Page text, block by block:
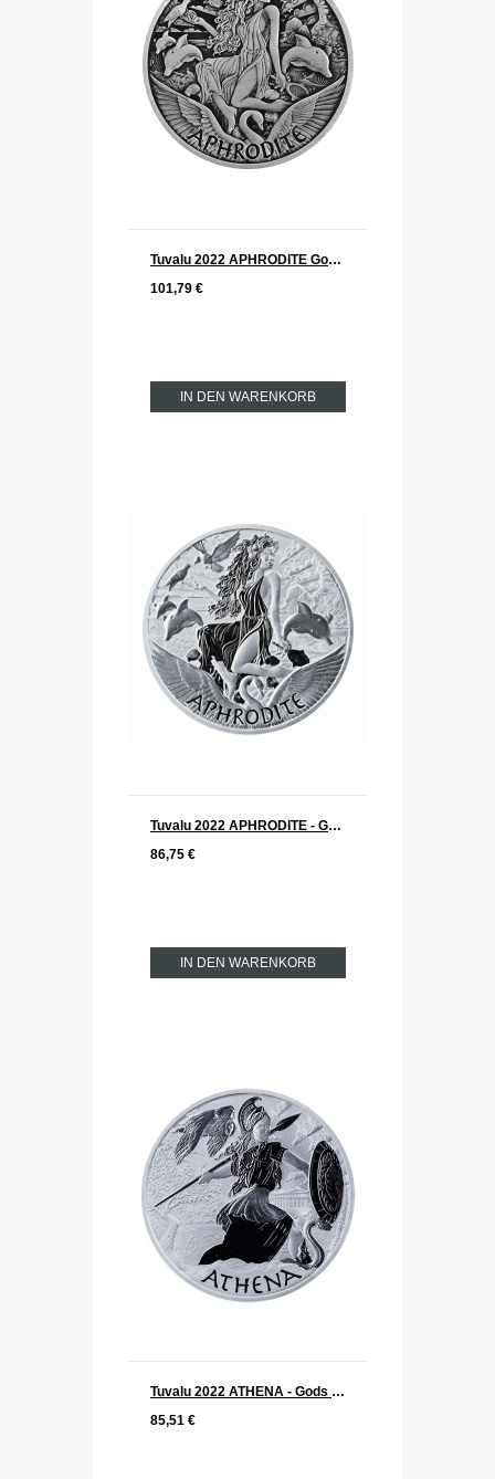
Tuvalu 2022 APHRODITE Gods of Olympus Silber 1 oz ANTIK FINISH
101,79 €
IN DEN WARENKORB
Tuvalu 2022 APHRODITE - Gods of Olymp Silber 1 oz
86,75 €
IN DEN WARENKORB
Tuvalu 2022 ATHENA - Gods of Olympus Silber 1 oz
85,51 €